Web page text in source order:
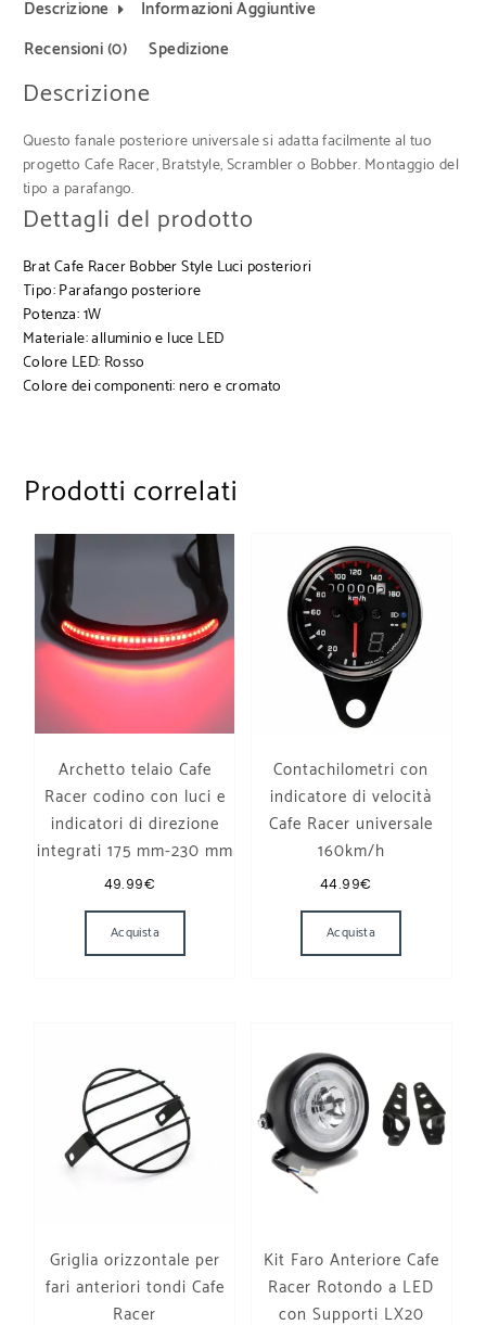
Descrizione
Informazioni Aggiuntive
Recensioni (0)
Spedizione
Descrizione
Questo fanale posteriore universale si adatta facilmente al tuo
progetto Cafe Racer, Bratstyle, Scrambler o Bobber. Montaggio del
tipo a parafango.
Dettagli del prodotto
Brat Cafe Racer Bobber Style Luci posteriori
Tipo: Parafango posteriore
Potenza: 1W
Materiale: alluminio e luce LED
Colore LED: Rosso
Colore dei componenti: nero e cromato
Prodotti correlati
Archetto telaio Cafe
Racer codino con luci e
indicatori di direzione
integrati 175 mm-230 mm
49.99€
Acquista
Questo prodotto ha più varianti. Le opzioni
Contachilometri con
indicatore di velocità
Cafe Racer universale
160km/h
44.99€
Acquista
Questo
Griglia orizzontale per
fari anteriori tondi Cafe
Racer
Kit Faro Anteriore Cafe
Racer Rotondo a LED
con Supporti LX20